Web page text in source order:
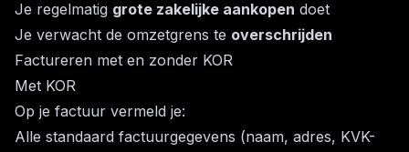
Je regelmatig grote zakelijke aankopen doet
Je verwacht de omzetgrens te overschrijden
Factureren met en zonder KOR
Met KOR
Op je factuur vermeld je:
Alle standaard factuurgegevens (naam, adres, KVK-